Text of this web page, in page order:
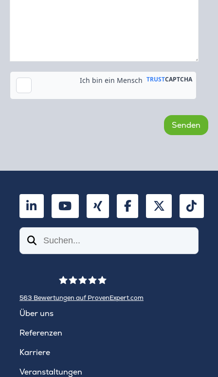
Kopie an meine E-Mail-Adresse senden
LinkedInYouTubeXing FacebookTwitter
Suchen
563 Bewertungen auf ProvenExpert.com
Über uns
Referenzen
Karriere
Veranstaltungen